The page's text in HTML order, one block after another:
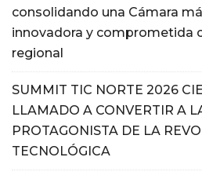
consolidando una Cámara
innovadora y comprometida
regional
SUMMIT TIC NORTE 2026
LLAMADO A CONVERTIR A
PROTAGONISTA DE LA
TECNOLÓGICA